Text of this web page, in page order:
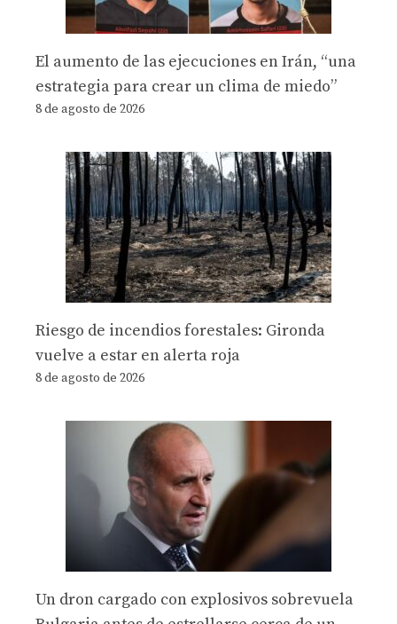
El aumento de las ejecuciones en Irán, “una
estrategia para crear un clima de miedo”
8 de agosto de 2026
Riesgo de incendios forestales: Gironda
vuelve a estar en alerta roja
8 de agosto de 2026
Un dron cargado con explosivos sobrevuela